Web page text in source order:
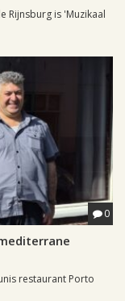
Rijnsburg is 'Muzikaal
0
restaurant Porto